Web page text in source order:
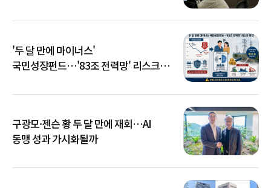
'두 달 만에 마이너스'
국민성장펀드…'83조 전력망' 리스크
구광모·젠슨 황 두 달 만에 재회…AI
동맹 성과 가시화될까